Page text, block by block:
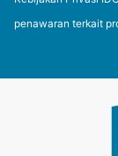
penawaran terkait